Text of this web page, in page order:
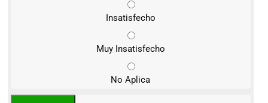
Insatisfecho
Muy Insatisfecho
No Aplica